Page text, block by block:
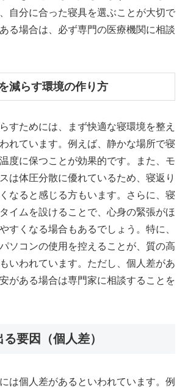
自分に合った寝具を選ぶことが大切で
る場合は、必ず専門の医療機関に相談
減らす環境の作り方
すためには、まず快適な寝環境を整え
れています。例えば、静かな場所で寝
度に保つことが効果的です。また、モ
は体圧分散に優れているため、寝返り
なると感じる方もいます。さらに、寝
イムを設けることで、心身の緊張がほ
すくなる場合もあるでしょう。特に、
ソコンの使用を控えることが、質の高
いわれています。ただし、個人差があ
がある場合は専門家に相談することを
要因（個人差）
は個人差があるといわれています。例